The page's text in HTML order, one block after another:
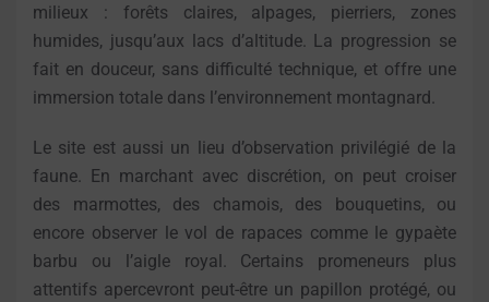
milieux : forêts claires, alpages, pierriers, zones
humides, jusqu’aux lacs d’altitude. La progression se
fait en douceur, sans difficulté technique, et offre une
immersion totale dans l’environnement montagnard.
Le site est aussi un lieu d’observation privilégié de la
faune. En marchant avec discrétion, on peut croiser
des marmottes, des chamois, des bouquetins, ou
encore observer le vol de rapaces comme le gypaète
barbu ou l’aigle royal. Certains promeneurs plus
attentifs apercevront peut-être un papillon protégé, ou